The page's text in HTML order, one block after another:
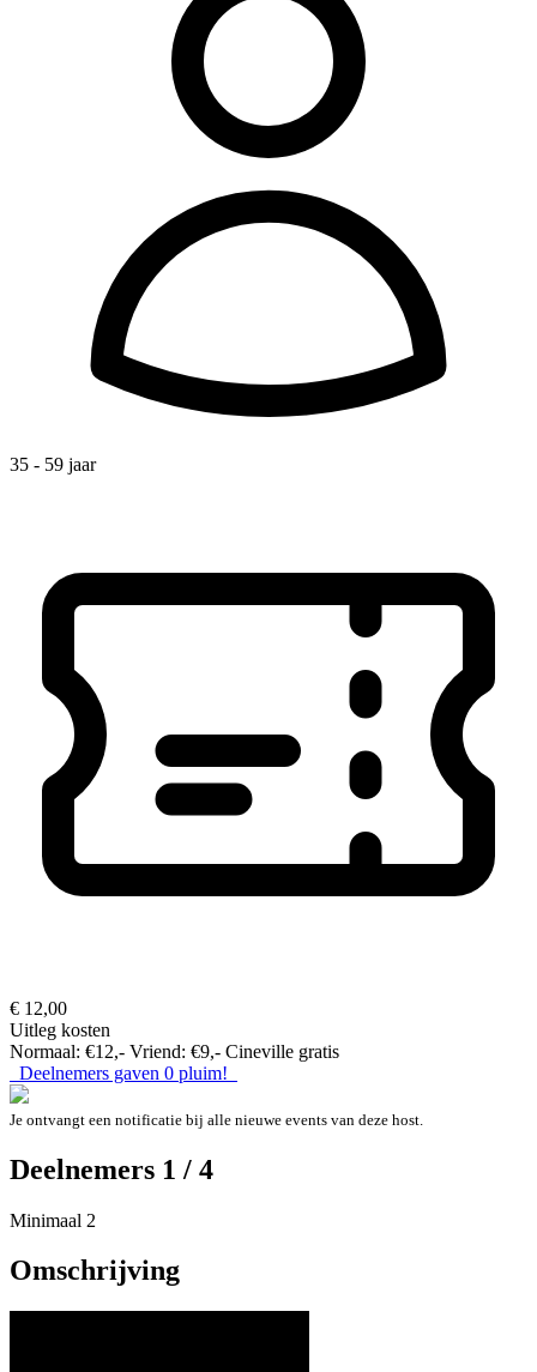
35 - 59 jaar
€ 12,00
Uitleg kosten
Normaal: €12,- Vriend: €9,- Cineville gratis
Deelnemers gaven 0 pluim!
Je ontvangt een notificatie bij alle nieuwe events van deze host.
Deelnemers 1 / 4
Minimaal 2
Omschrijving